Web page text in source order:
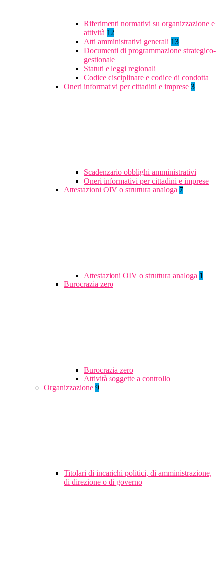
Riferimenti normativi su organizzazione e
attività 12
Atti amministrativi generali 13
Documenti di programmazione strategico-
gestionale
Statuti e leggi regionali
Codice disciplinare e codice di condotta
Oneri informativi per cittadini e imprese 3
Scadenzario obblighi amministrativi
Oneri informativi per cittadini e imprese
Attestazioni OIV o struttura analoga 7
Attestazioni OIV o struttura analoga 1
Burocrazia zero
Burocrazia zero
Attività soggette a controllo
Organizzazione 9
Titolari di incarichi politici, di amministrazione,
di direzione o di governo